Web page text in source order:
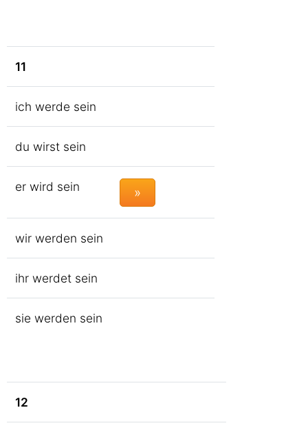
11
ich werde sein
du wirst sein
er wird sein »
wir werden sein
ihr werdet sein
sie werden sein
12